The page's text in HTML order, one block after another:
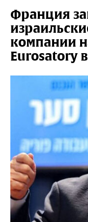
Франция
компании
Eurosatory